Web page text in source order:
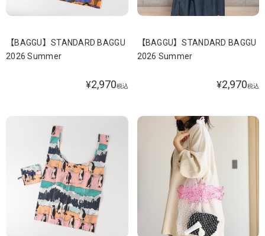
【BAGGU】STANDARD BAGGU
2026 Summer
¥2,970税込
【BAGGU】STANDARD BAGGU
2026 Summer
¥2,970税込